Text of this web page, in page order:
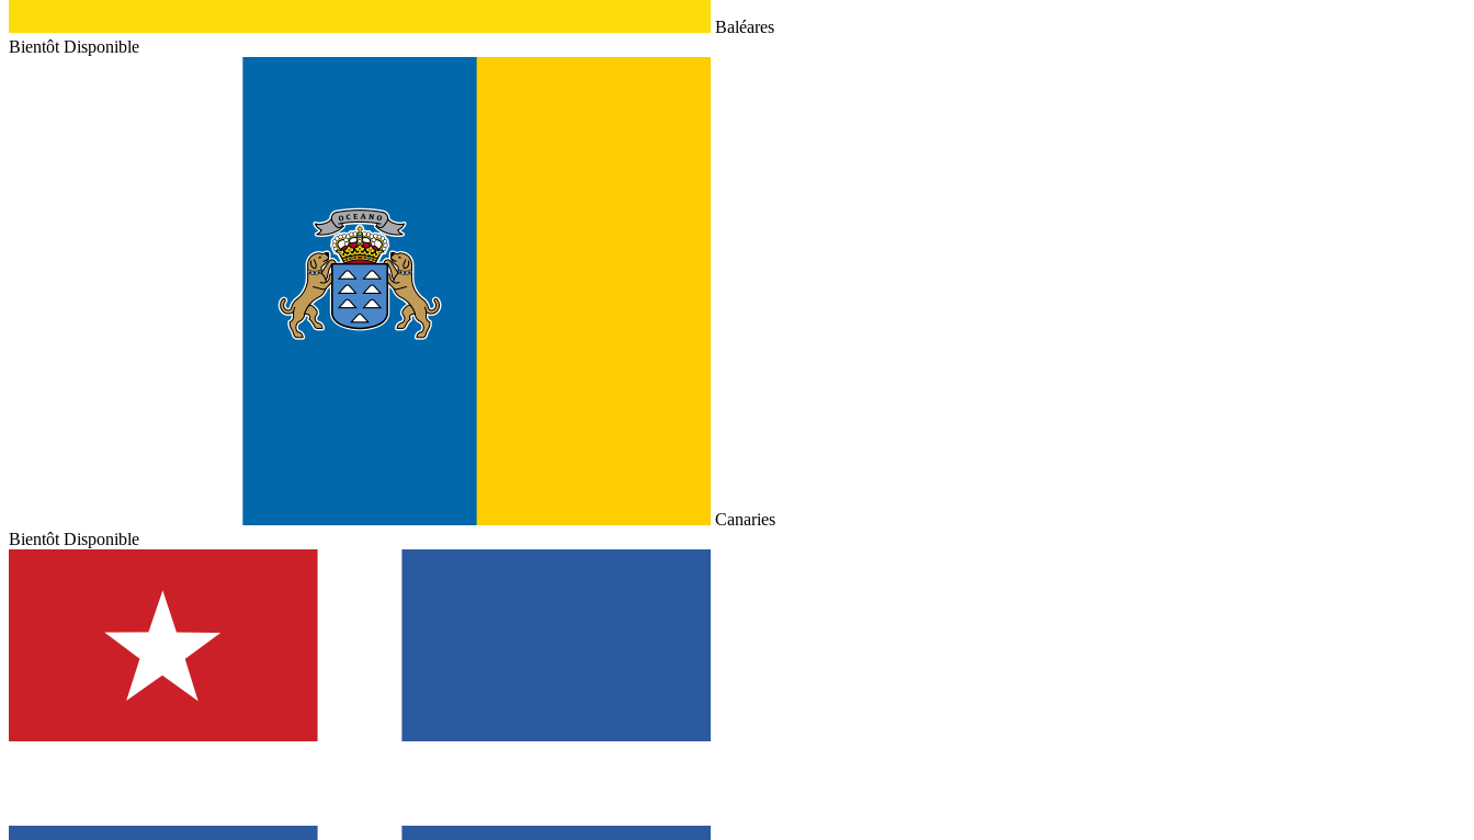
Baléares
Bientôt Disponible
Canaries
Bientôt Disponible